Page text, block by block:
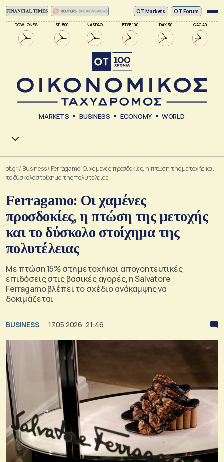
DOW JONES SP 500 NASDAQ FTSE 100 DAX 30 CAC 40
ΟΤ Markets OT Forum
MARKETS BUSINESS ECONOMY WORLD
Χ.Α.
ot.gr/ Business/ Ferragamo: Οι χαμένες προσδοκίες, η πτώση της μετοχής και
το δύσκολο στοίχημα της πολυτέλειας
Ferragamo: Οι χαμένες
προσδοκίες, η πτώση της μετοχής
και το δύσκολο στοίχημα της
πολυτέλειας
Με πτώση 15% στη μετοχή και απογοητευτικές
επιδόσεις στις βασικές αγορές, η Salvatore
Ferragamo βλέπει το σχέδιο ανάκαμψης να
δοκιμάζεται
BUSINESS 17.05.2026, 21:46